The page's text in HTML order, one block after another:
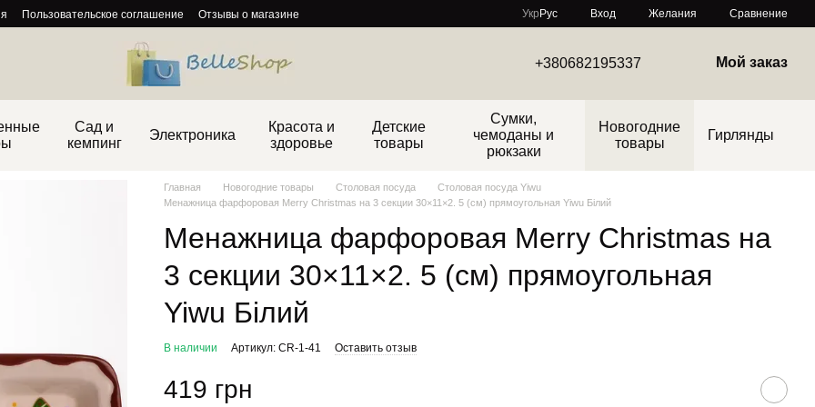
Пользовательское соглашение
Отзывы о магазине
Укр Рус Вход Желания Сравнение
+380682195337 Мой заказ
Сад и
кемпинг
Электроника
Красота и
здоровье
Детские
товары
Сумки,
чемоданы и
рюкзаки
Новогодние
товары
Гирлянды
Главная Новогодние товары Столовая посуда
Столовая посуда Yiwu
Менажница фарфоровая Merry Christmas на 3 секции 30×11×2. 5 (см) прямоугольная Yiwu Білий
Менажница фарфоровая Merry Christmas на
3 секции 30×11×2. 5 (см) прямоугольная
Yiwu Білий
В наличии Артикул: CR-1-41 Оставить отзыв
419 грн